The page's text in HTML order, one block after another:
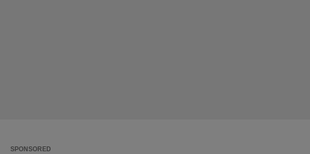
SPONSORED